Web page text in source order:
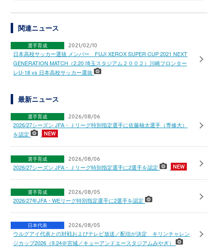
関連ニュース
選手育成 2021/02/10
日本高校サッカー選抜 メンバー FUJI XEROX SUPER CUP 2021 NEXT
GENERATION MATCH（2.20 埼玉スタジアム２００２）川崎フロンター
レU-18 vs 日本高校サッカー選抜
最新ニュース
選手育成 2026/08/06
2026/27シーズン JFA・Ｊリーグ特別指定選手に佐藤柚太選手（専修大）
を認定
選手育成 2026/08/06
2026/27シーズン JFA・Ｊリーグ特別指定選手に2選手を認定
選手育成 2026/08/05
2026/27年JFA・WEリーグ特別指定選手に2選手を認定
日本代表 2026/08/05
ウルグアイ代表との対戦およびテレビ放送／配信が決定 キリンチャレン
ジカップ2026（9.24＠宮城／キューアンドエースタジアムみやぎ）